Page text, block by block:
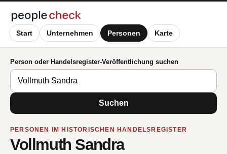
Start Unternehmen Personen Karte
Person oder Handelsregister-Veröffentlichung suchen
Suchen
PERSONEN IM HISTORISCHEN HANDELSREGISTER
Vollmuth Sandra